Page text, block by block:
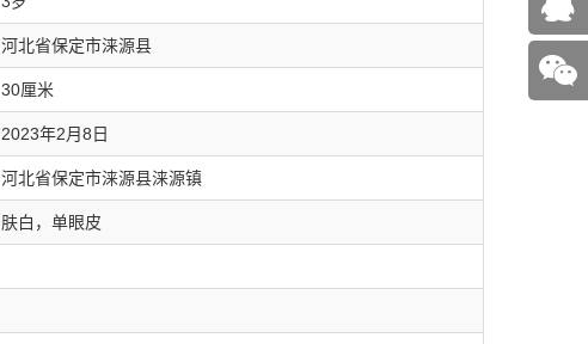
河北省保定市涞源县
30厘米
2023年2月8日
河北省保定市涞源县涞源镇
肤白，单眼皮